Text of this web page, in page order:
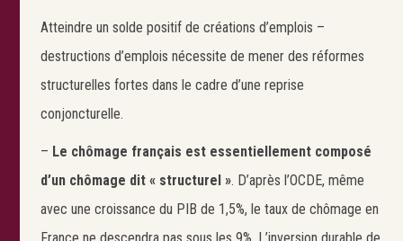
Atteindre un solde positif de créations d’emplois –
destructions d’emplois nécessite de mener des réformes
structurelles fortes dans le cadre d’une reprise
conjoncturelle.
– Le chômage français est essentiellement composé
d’un chômage dit « structurel ». D’après l’OCDE, même
avec une croissance du PIB de 1,5%, le taux de chômage en